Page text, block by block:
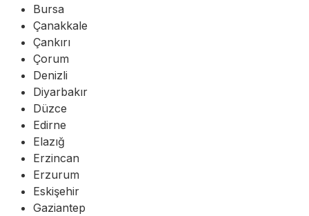
Bursa
Çanakkale
Çankırı
Çorum
Denizli
Diyarbakır
Düzce
Edirne
Elazığ
Erzincan
Erzurum
Eskişehir
Gaziantep